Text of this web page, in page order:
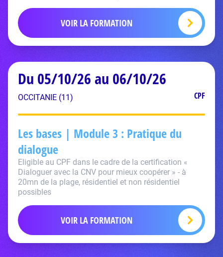
VOIR LA FORMATION
Du 05/10/26 au 06/10/26
OCCITANIE (11) CPF
Les bases | Module 3 : Pratique du
dialogue
Eligible au CPF dans le cadre de la certification «
Dialoguer avec la CNV pour mieux coopérer » - à
20mn de la plage, résidentiel et non résidentiel
possibles
VOIR LA FORMATION